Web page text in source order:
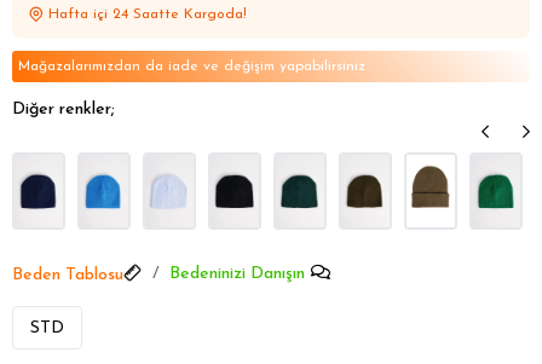
Aksesuarlarda Öne Çıkanlar
Hafta içi 24 Saatte Kargoda!
Mağazalarımızdan da iade ve değişim yapabilirsiniz
Diğer renkler;
Beden Tablosu Bedeninizi Danışın
STD